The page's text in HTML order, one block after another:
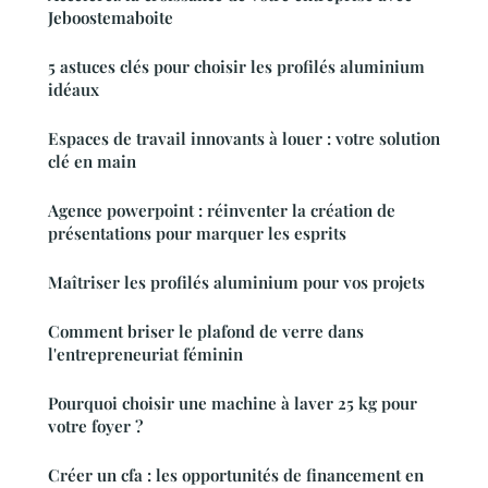
Jeboostemaboite
5 astuces clés pour choisir les profilés aluminium
idéaux
Espaces de travail innovants à louer : votre solution
clé en main
Agence powerpoint : réinventer la création de
présentations pour marquer les esprits
Maîtriser les profilés aluminium pour vos projets
Comment briser le plafond de verre dans
l'entrepreneuriat féminin
Pourquoi choisir une machine à laver 25 kg pour
votre foyer ?
Créer un cfa : les opportunités de financement en